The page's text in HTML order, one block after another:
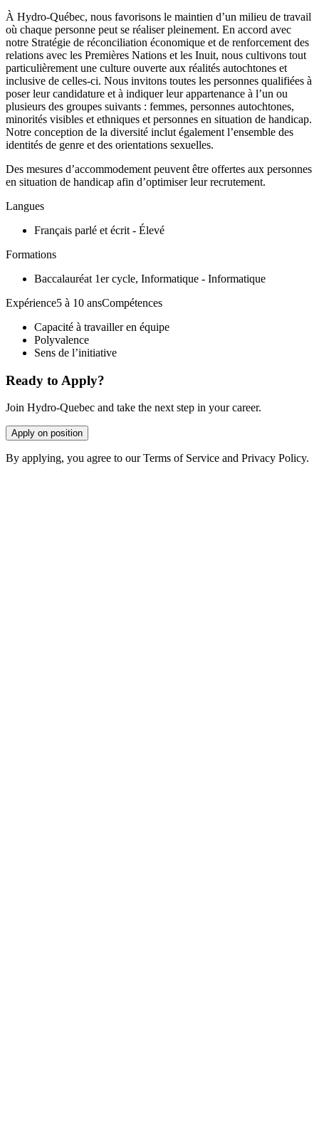
À Hydro-Québec, nous favorisons le maintien d’un milieu de travail
où chaque personne peut se réaliser pleinement. En accord avec
notre Stratégie de réconciliation économique et de renforcement des
relations avec les Premières Nations et les Inuit, nous cultivons tout
particulièrement une culture ouverte aux réalités autochtones et
inclusive de celles-ci. Nous invitons toutes les personnes qualifiées à
poser leur candidature et à indiquer leur appartenance à l’un ou
plusieurs des groupes suivants : femmes, personnes autochtones,
minorités visibles et ethniques et personnes en situation de handicap.
Notre conception de la diversité inclut également l’ensemble des
identités de genre et des orientations sexuelles.
Des mesures d’accommodement peuvent être offertes aux personnes
en situation de handicap afin d’optimiser leur recrutement.
Langues
Français parlé et écrit - Élevé
Formations
Baccalauréat 1er cycle, Informatique - Informatique
Expérience5 à 10 ansCompétences
Capacité à travailler en équipe
Polyvalence
Sens de l’initiative
Ready to Apply?
Join Hydro-Quebec and take the next step in your career.
Apply on position
By applying, you agree to our Terms of Service and Privacy Policy.